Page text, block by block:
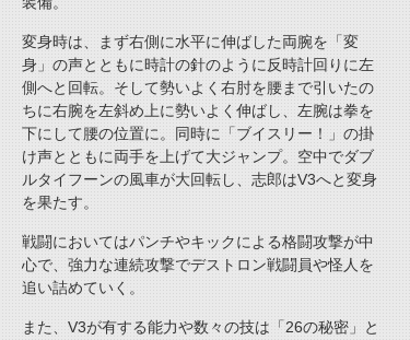
変身時は、まず右側に水平に伸ばした両腕を「変
身」の声とともに時計の針のように反時計回りに左
側へと回転。そして勢いよく右肘を腰まで引いたの
ちに右腕を左斜め上に勢いよく伸ばし、左腕は拳を
下にして腰の位置に。同時に「ブイスリー！」の掛
け声とともに両手を上げて大ジャンプ。空中でダブ
ルタイフーンの風車が大回転し、志郎はV3へと変身
を果たす。
戦闘においてはパンチやキックによる格闘攻撃が中
心で、強力な連続攻撃でデストロン戦闘員や怪人を
追い詰めていく。
また、V3が有する能力や数々の技は「26の秘密」と